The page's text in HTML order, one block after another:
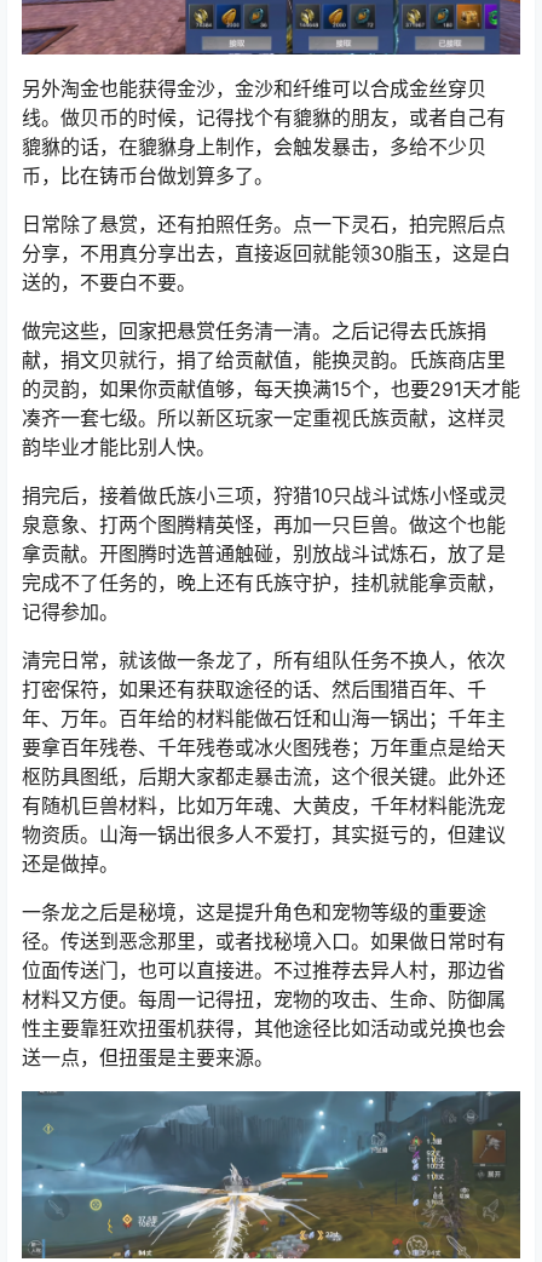
另外淘金也能获得金沙，金沙和纤维可以合成金丝穿贝
线。做贝币的时候，记得找个有貔貅的朋友，或者自己有
貔貅的话，在貔貅身上制作，会触发暴击，多给不少贝
币，比在铸币台做划算多了。
日常除了悬赏，还有拍照任务。点一下灵石，拍完照后点
分享，不用真分享出去，直接返回就能领30脂玉，这是白
送的，不要白不要。
做完这些，回家把悬赏任务清一清。之后记得去氏族捐
献，捐文贝就行，捐了给贡献值，能换灵韵。氏族商店里
的灵韵，如果你贡献值够，每天换满15个，也要291天才能
凑齐一套七级。所以新区玩家一定重视氏族贡献，这样灵
韵毕业才能比别人快。
捐完后，接着做氏族小三项，狩猎10只战斗试炼小怪或灵
泉意象、打两个图腾精英怪，再加一只巨兽。做这个也能
拿贡献。开图腾时选普通触碰，别放战斗试炼石，放了是
完成不了任务的，晚上还有氏族守护，挂机就能拿贡献，
记得参加。
清完日常，就该做一条龙了，所有组队任务不换人，依次
打密保符，如果还有获取途径的话、然后围猎百年、千
年、万年。百年给的材料能做石饪和山海一锅出；千年主
要拿百年残卷、千年残卷或冰火图残卷；万年重点是给天
枢防具图纸，后期大家都走暴击流，这个很关键。此外还
有随机巨兽材料，比如万年魂、大黄皮，千年材料能洗宠
物资质。山海一锅出很多人不爱打，其实挺亏的，但建议
还是做掉。
一条龙之后是秘境，这是提升角色和宠物等级的重要途
径。传送到恶念那里，或者找秘境入口。如果做日常时有
位面传送门，也可以直接进。不过推荐去异人村，那边省
材料又方便。每周一记得扭，宠物的攻击、生命、防御属
性主要靠狂欢扭蛋机获得，其他途径比如活动或兑换也会
送一点，但扭蛋是主要来源。